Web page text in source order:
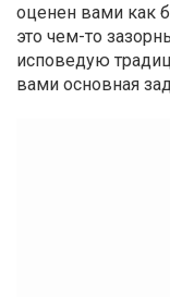
оценен вами как
это чем-то
исповедую
вами основная